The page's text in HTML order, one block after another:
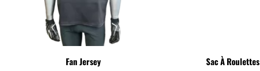
Fan Jersey Sac À Roulettes